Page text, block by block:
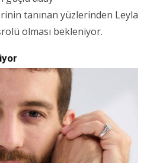
tanınan yüzlerinden Leyla
olması bekleniyor.